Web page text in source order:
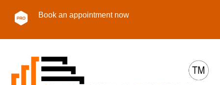
Book an appointment now